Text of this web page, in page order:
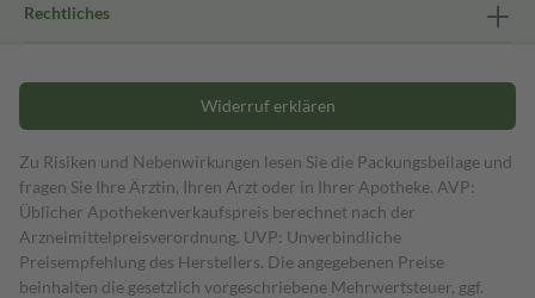
Rechtliches
Widerruf erklären
Zu Risiken und Nebenwirkungen lesen Sie die Packungsbeilage und
fragen Sie Ihre Ärztin, Ihren Arzt oder in Ihrer Apotheke. AVP:
Üblicher Apothekenverkaufspreis berechnet nach der
Arzneimittelpreisverordnung. UVP: Unverbindliche
Preisempfehlung des Herstellers. Die angegebenen Preise
beinhalten die gesetzlich vorgeschriebene Mehrwertsteuer, ggf.